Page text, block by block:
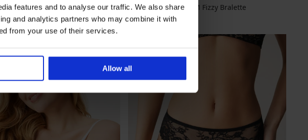
features and to analyse our traffic. We also share
and analytics partners who may combine it with
from your use of their services.
Allow all
Σουτιέν PINK STORM Fizzy Bralette
Έκπτωση
14,69 € Αρχική τιμή
20,99 €